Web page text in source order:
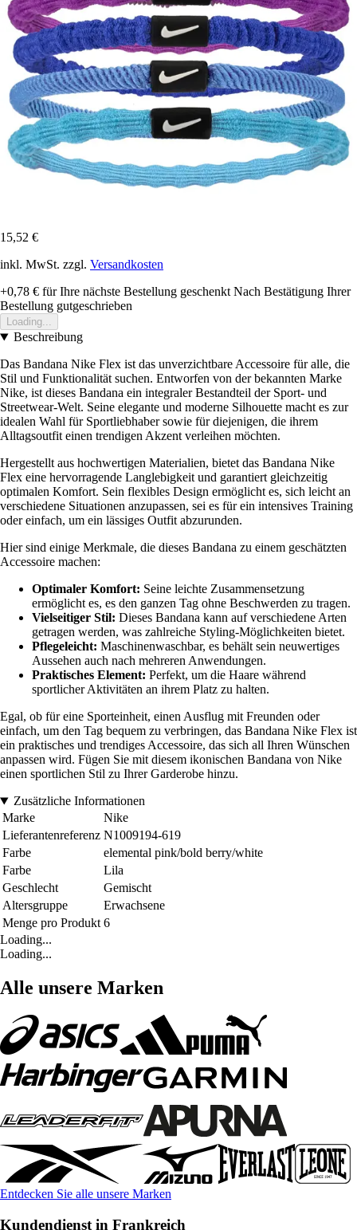
15,52 €
inkl. MwSt. zzgl. Versandkosten
+0,78 € für Ihre nächste Bestellung geschenkt Nach Bestätigung Ihrer
Bestellung gutgeschrieben
Loading...
Beschreibung
Das Bandana Nike Flex ist das unverzichtbare Accessoire für alle, die
Stil und Funktionalität suchen. Entworfen von der bekannten Marke
Nike, ist dieses Bandana ein integraler Bestandteil der Sport- und
Streetwear-Welt. Seine elegante und moderne Silhouette macht es zur
idealen Wahl für Sportliebhaber sowie für diejenigen, die ihrem
Alltagsoutfit einen trendigen Akzent verleihen möchten.
Hergestellt aus hochwertigen Materialien, bietet das Bandana Nike
Flex eine hervorragende Langlebigkeit und garantiert gleichzeitig
optimalen Komfort. Sein flexibles Design ermöglicht es, sich leicht an
verschiedene Situationen anzupassen, sei es für ein intensives Training
oder einfach, um ein lässiges Outfit abzurunden.
Hier sind einige Merkmale, die dieses Bandana zu einem geschätzten
Accessoire machen:
Optimaler Komfort: Seine leichte Zusammensetzung
ermöglicht es, es den ganzen Tag ohne Beschwerden zu tragen.
Vielseitiger Stil: Dieses Bandana kann auf verschiedene Arten
getragen werden, was zahlreiche Styling-Möglichkeiten bietet.
Pflegeleicht: Maschinenwaschbar, es behält sein neuwertiges
Aussehen auch nach mehreren Anwendungen.
Praktisches Element: Perfekt, um die Haare während
sportlicher Aktivitäten an ihrem Platz zu halten.
Egal, ob für eine Sporteinheit, einen Ausflug mit Freunden oder
einfach, um den Tag bequem zu verbringen, das Bandana Nike Flex ist
ein praktisches und trendiges Accessoire, das sich all Ihren Wünschen
anpassen wird. Fügen Sie mit diesem ikonischen Bandana von Nike
einen sportlichen Stil zu Ihrer Garderobe hinzu.
Zusätzliche Informationen
Marke
Nike
Lieferantenreferenz N1009194-619
Farbe
elemental pink/bold berry/white
Farbe
Lila
Geschlecht
Gemischt
Altersgruppe
Erwachsene
Menge pro Produkt 6
Loading...
Loading...
Alle unsere Marken
Entdecken Sie alle unsere Marken
Kundendienst in Frankreich